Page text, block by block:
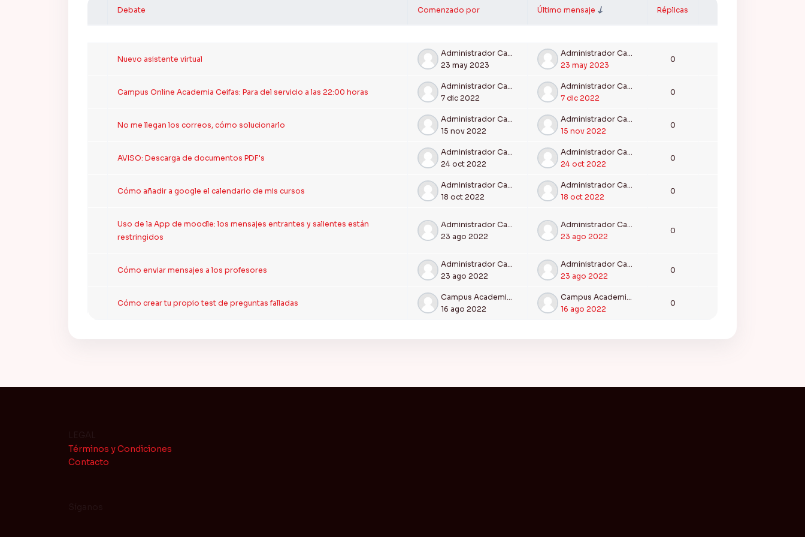
Debate Comenzado por Último mensaje Réplicas
Nuevo asistente virtual
Administrador Campus Ceifas
23 may 2023
Administrador Campus Ceifas
23 may 2023
0
Campus Online Academia Ceifas: Para del servicio a las 22:00 horas
Administrador Campus Ceifas
7 dic 2022
Administrador Campus Ceifas
7 dic 2022
0
No me llegan los correos, cómo solucionarlo
Administrador Campus Ceifas
15 nov 2022
Administrador Campus Ceifas
15 nov 2022
0
AVISO: Descarga de documentos PDF's
Administrador Campus Ceifas
24 oct 2022
Administrador Campus Ceifas
24 oct 2022
0
Cómo añadir a google el calendario de mis cursos
Administrador Campus Ceifas
18 oct 2022
Administrador Campus Ceifas
18 oct 2022
0
Uso de la App de moodle: los mensajes entrantes y salientes están
restringidos
Administrador Campus Ceifas
23 ago 2022
Administrador Campus Ceifas
23 ago 2022
0
Cómo enviar mensajes a los profesores
Administrador Campus Ceifas
23 ago 2022
Administrador Campus Ceifas
23 ago 2022
0
Cómo crear tu propio test de preguntas falladas
Campus Academia CEIFAS
16 ago 2022
Campus Academia CEIFAS
16 ago 2022
0
Términos y Condiciones
Contacto